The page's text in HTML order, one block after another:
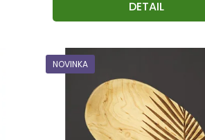
DETAIL
NOVINKA